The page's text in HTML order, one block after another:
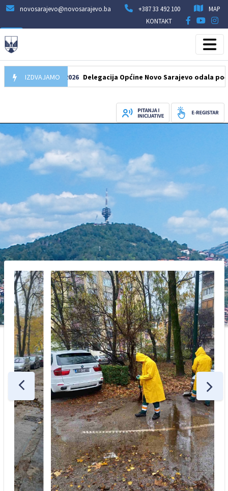
novosarajevo@novosarajevo.ba +387 33 492 100
MAP
KONTAKT
IZDVAJAMO
07.08.2026 Delegacija Općine Novo Sarajevo odala počast